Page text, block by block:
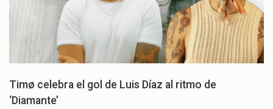
Timø celebra el gol de Luis Díaz al ritmo de
‘Diamante’